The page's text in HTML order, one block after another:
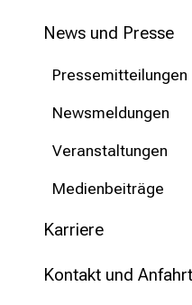
News und Presse
Pressemitteilungen
Newsmeldungen
Veranstaltungen
Medienbeiträge
Karriere
Kontakt und Anfahrt